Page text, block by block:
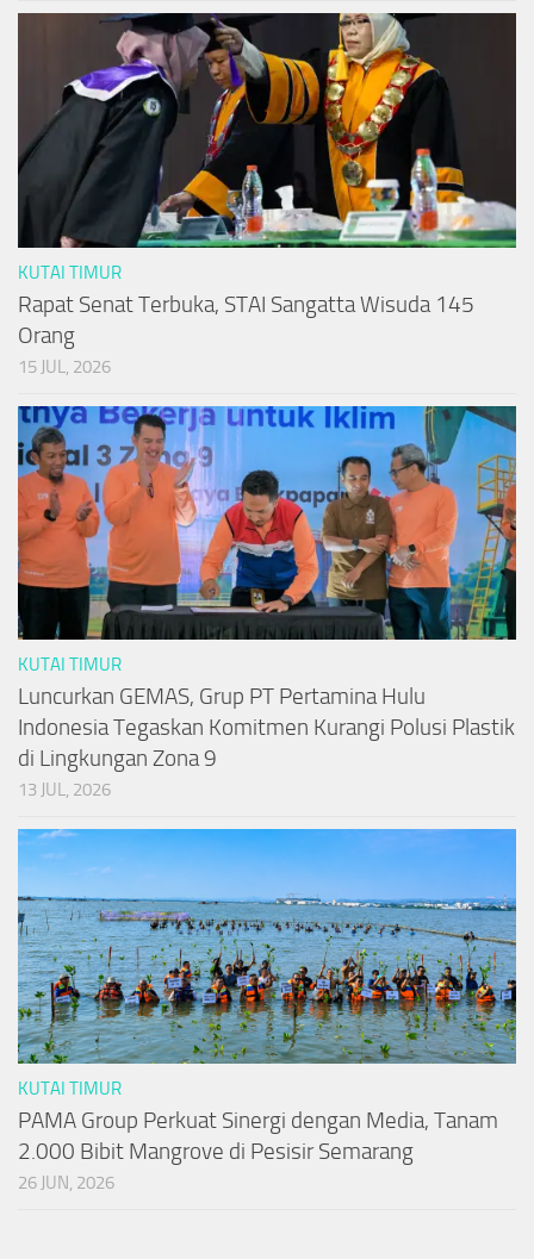
KUTAI TIMUR
Rapat Senat Terbuka, STAI Sangatta Wisuda 145
Orang
15 JUL, 2026
KUTAI TIMUR
Luncurkan GEMAS, Grup PT Pertamina Hulu
Indonesia Tegaskan Komitmen Kurangi Polusi Plastik
di Lingkungan Zona 9
13 JUL, 2026
KUTAI TIMUR
PAMA Group Perkuat Sinergi dengan Media, Tanam
2.000 Bibit Mangrove di Pesisir Semarang
26 JUN, 2026